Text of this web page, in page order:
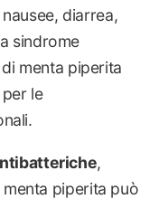
diarrea,
sindrome
di menta piperita
le
,
menta piperita può